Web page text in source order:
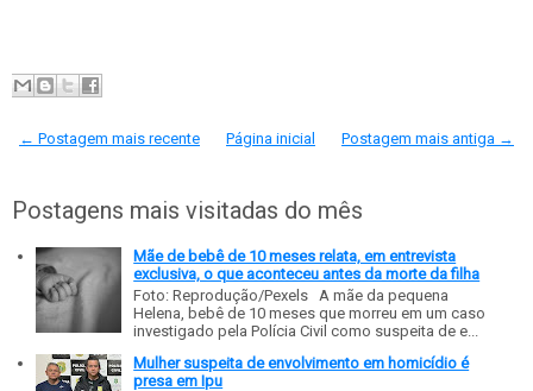
← Postagem mais recente Postagem mais antiga →
Página inicial
Postagens mais visitadas do mês
Mãe de bebê de 10 meses relata, em entrevista
exclusiva, o que aconteceu antes da morte da filha
Foto: Reprodução/Pexels A mãe da pequena
Helena, bebê de 10 meses que morreu em um caso
investigado pela Polícia Civil como suspeita de e...
Mulher suspeita de envolvimento em homicídio é
presa em Ipu